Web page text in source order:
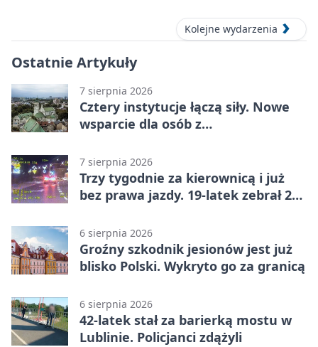
Kolejne wydarzenia
Ostatnie Artykuły
7 sierpnia 2026
Cztery instytucje łączą siły. Nowe
wsparcie dla osób z
7 sierpnia 2026
Trzy tygodnie za kierownicą i już
bez prawa jazdy. 19-latek zebrał 23
6 sierpnia 2026
Groźny szkodnik jesionów jest już
blisko Polski. Wykryto go za granicą
6 sierpnia 2026
42-latek stał za barierką mostu w
Lublinie. Policjanci zdążyli